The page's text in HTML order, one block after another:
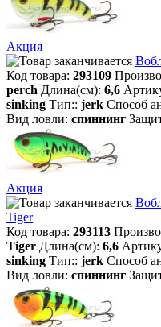
Акция
Код товара: 293109
perch Длина(см): 6,6
sinking Тип:: jerk Способ
Вид ловли: спиннинг
Акция
Tiger
Код товара: 293113
Tiger Длина(см): 6,6
sinking Тип:: jerk Способ
Вид ловли: спиннинг